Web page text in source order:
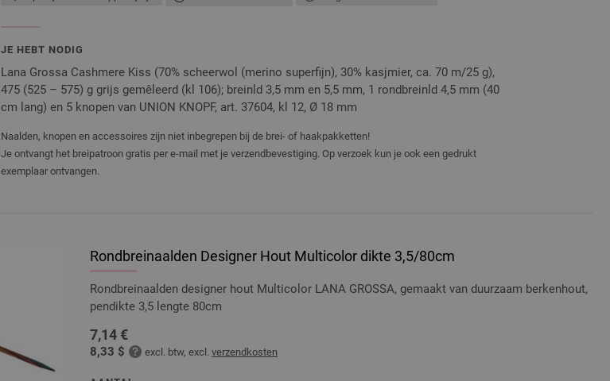
JE HEBT NODIG
Lana Grossa Cashmere Kiss (70% scheerwol (merino superfijn), 30% kasjmier, ca. 70 m/25 g),
475 (525 – 575) g grijs gemêleerd (kl 106); breinld 3,5 mm en 5,5 mm, 1 rondbreinld 4,5 mm (40
cm lang) en 5 knopen van UNION KNOPF, art. 37604, kl 12, Ø 18 mm
Naalden, knopen en accessoires zijn niet inbegrepen bij de brei- of haakpakketten!
Je ontvangt het breipatroon gratis per e-mail met je verzendbevestiging. Op verzoek kun je ook een gedrukt
exemplaar ontvangen.
Rondbreinaalden Designer Hout Multicolor dikte 3,5/80cm
Rondbreinaalden designer hout Multicolor LANA GROSSA, gemaakt van duurzaam berkenhout,
pendikte 3,5 lengte 80cm
7,14 €
8,33 $ excl. btw, excl. verzendkosten